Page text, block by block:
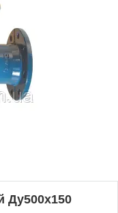
Ду500х150